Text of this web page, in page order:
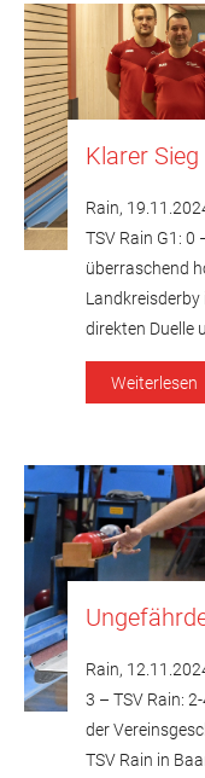
Klarer
Rain,
TSV Rain G1: 0
überraschend
direkten Duelle
Zinnecker
den Punkt um
Weiterlesen
Rain,
3 – TSV Rain:
der
TSV Rain in